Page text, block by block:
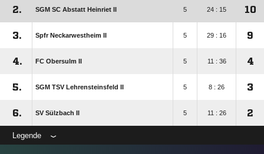
2. SGM SC Abstatt Heinriet II 5 24 : 15 10
3. Spfr Neckarwestheim II 5 29 : 16 9
4. FC Obersulm II 5 11 : 36 4
5. SGM TSV Lehrensteinsfeld II 5 8 : 26 3
6. SV Sülzbach II 5 11 : 26 2
Legende